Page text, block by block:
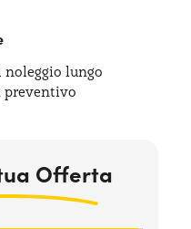
noleggio lungo
preventivo
Offerta